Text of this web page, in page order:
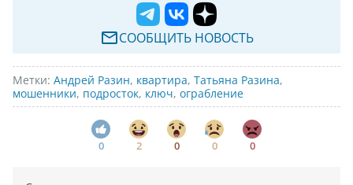
СООБЩИТЬ НОВОСТЬ
Метки: Андрей Разин, квартира, Татьяна Разина,
мошенники, подросток, ключ, ограбление
0 2 0 0 0